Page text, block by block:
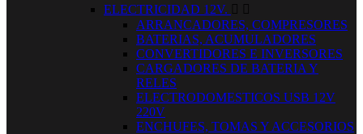
ELECTRICIDAD 12V.  
ARRANCADORES, COMPRESORES
BATERIAS, ACUMULADORES
CONVERTIDORES E INVERSORES
CARGADORES DE BATERIA Y
RELES
ELECTRODOMESTICOS USB 12V
220V
ENCHUFES, TOMAS Y ACCESORIOS